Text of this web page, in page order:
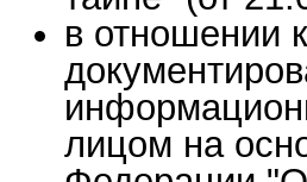
в отношении
лицом на